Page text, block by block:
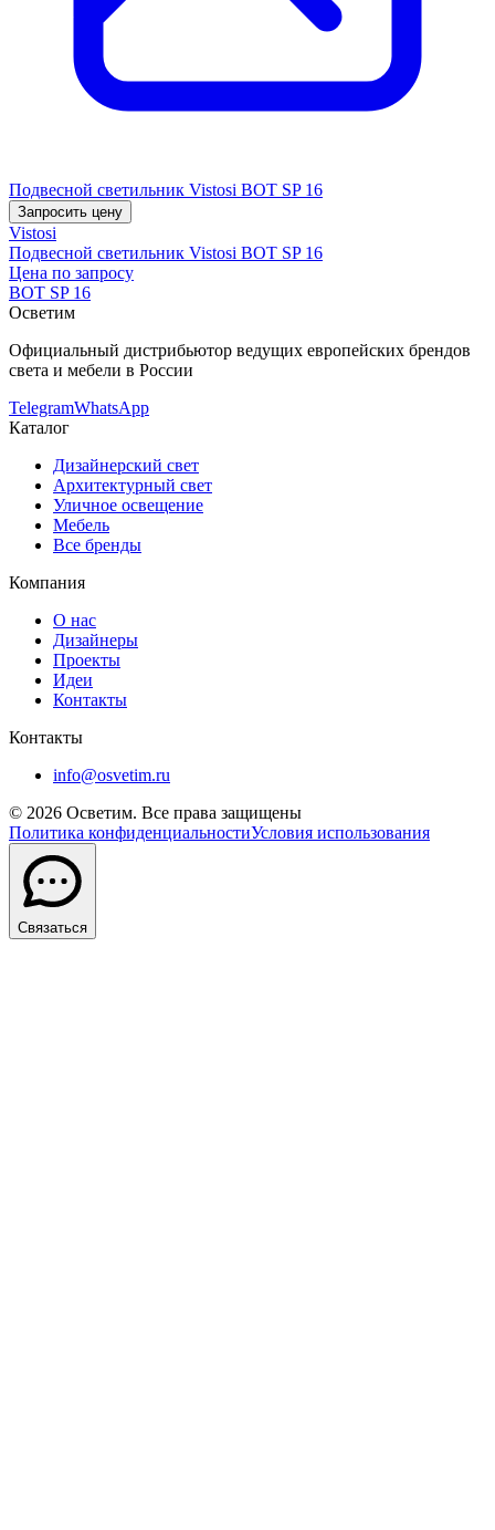
Подвесной светильник Vistosi BOT SP 16
Запросить цену
Vistosi
Подвесной светильник Vistosi BOT SP 16
Цена по запросу
BOT SP 16
Осветим
Официальный дистрибьютор ведущих европейских брендов
света и мебели в России
TelegramWhatsApp
Каталог
Дизайнерский свет
Архитектурный свет
Уличное освещение
Мебель
Все бренды
Компания
О нас
Дизайнеры
Проекты
Идеи
Контакты
Контакты
info@osvetim.ru
© 2026 Осветим. Все права защищены
Политика конфиденциальностиУсловия использования
Связаться